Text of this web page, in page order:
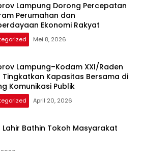
Lampung Dorong Percepatan
Perumahan dan
Ekonomi Rakyat
Mei 8, 2026
Lampung–Kodam XXI/Raden
Tingkatkan Kapasitas Bersama di
Komunikasi Publik
April 20, 2026
Bathin Tokoh Masyarakat